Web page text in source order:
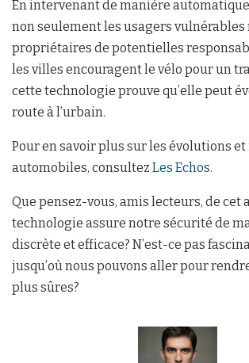
En intervenant de manière
non seulement les usagers vulnérables
propriétaires de potentielles
les villes encouragent le vélo pour un
cette technologie prouve qu’elle peut
route à l’urbain.
Pour en savoir plus sur les évolutions
automobiles, consultez Les Echos.
Que pensez-vous, amis lecteurs, de cet
technologie assure notre sécurité de
discrète et efficace? N’est-ce pas
jusqu’où nous pouvons aller pour
plus sûres?